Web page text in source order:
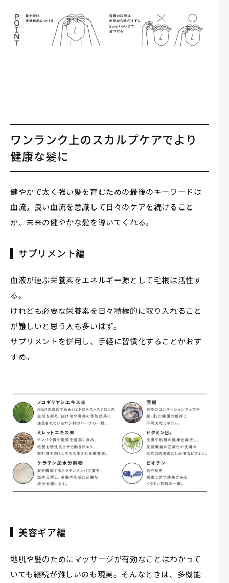
ワンランク上のスカルプケアでより
健康な髪に
健やかで太く強い髪を育むための最後のキーワードは
血流。良い血流を意識して日々のケアを続けること
が、未来の健やかな髪を導いてくれる。
サプリメント編
血液が運ぶ栄養素をエネルギー源として毛根は活性す
る。
けれども必要な栄養素を日々積極的に取り入れること
が難しいと思う人も多いはず。
サプリメントを併用し、手軽に習慣化することがおす
すめ。
美容ギア編
地肌や髪のためにマッサージが有効なことはわかって
いても継続が難しいのも現実。そんなときは、多機能